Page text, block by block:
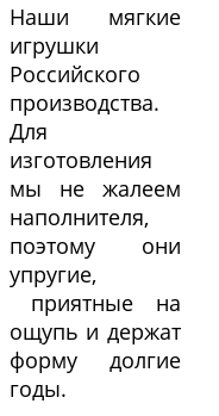
Наши мягкие
игрушки
Российского
производства.
Для
изготовления
мы не жалеем
наполнителя,
поэтому они
упругие,
приятные на
ощупь и держат
форму долгие
годы.